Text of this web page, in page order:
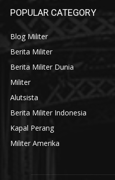
POPULAR CATEGORY
Blog Militer
Berita Militer
Berita Militer Dunia
Militer
Alutsista
Berita Militer Indonesia
Kapal Perang
Militer Amerika